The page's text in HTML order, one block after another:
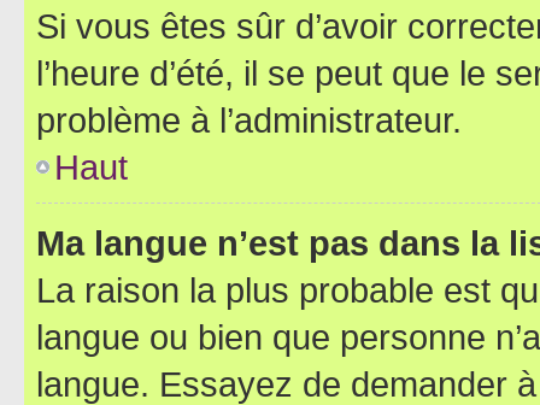
Si vous êtes sûr d’avoir
l’heure d’été, il se peut que le
problème à l’administrateur.
Haut
Ma langue n’est pas dans la
La raison la plus probable est
langue ou bien que personne
langue. Essayez de demander